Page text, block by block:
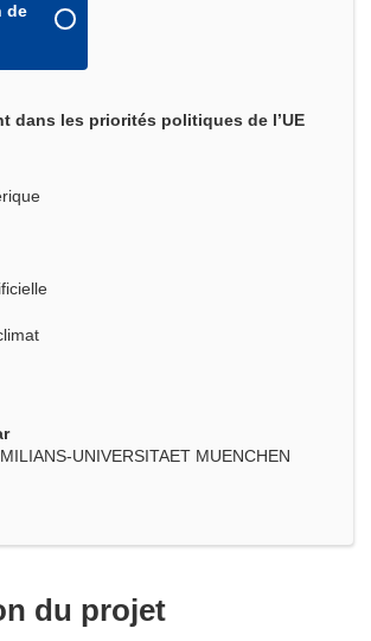
de
dans les priorités politiques de l’UE
UNIVERSITAET MUENCHEN
du projet